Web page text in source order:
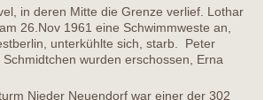
in deren Mitte die Grenze verlief. Lothar
26.Nov 1961 eine Schwimmweste an,
unterkühlte sich, starb. Peter
wurden erschossen, Erna
Nieder Neuendorf war einer der 302